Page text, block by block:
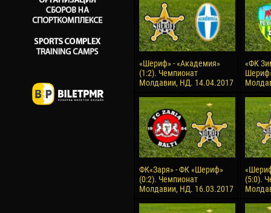
«Шериф» - «Академия»
(1:2). Чемпионат
Молдавии, НД. 14.04.2017
«ФК
ФК«Заря» - ФК «Шериф»
(0:2). Чемпионат
Молдавии, НД. 16.03.2017
(5:0).